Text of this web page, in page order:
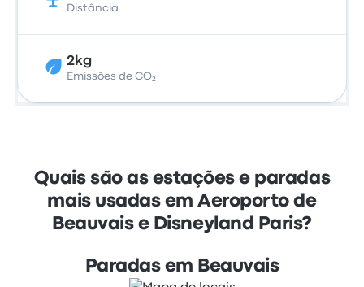
Distância
2kg
Emissões de CO₂
Quais são as estações e paradas
mais usadas em Aeroporto de
Beauvais e Disneyland Paris?
Paradas em Beauvais